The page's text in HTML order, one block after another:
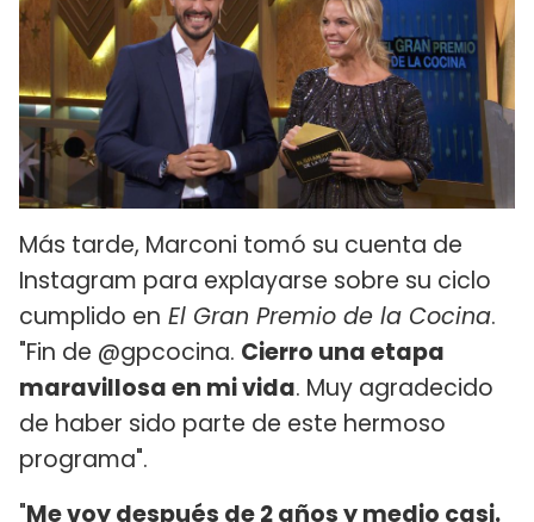
Más tarde, Marconi tomó su cuenta de
Instagram para explayarse sobre su ciclo
cumplido en El Gran Premio de la Cocina.
"Fin de @gpcocina. Cierro una etapa
maravillosa en mi vida. Muy agradecido
de haber sido parte de este hermoso
programa".
"Me voy después de 2 años y medio casi.